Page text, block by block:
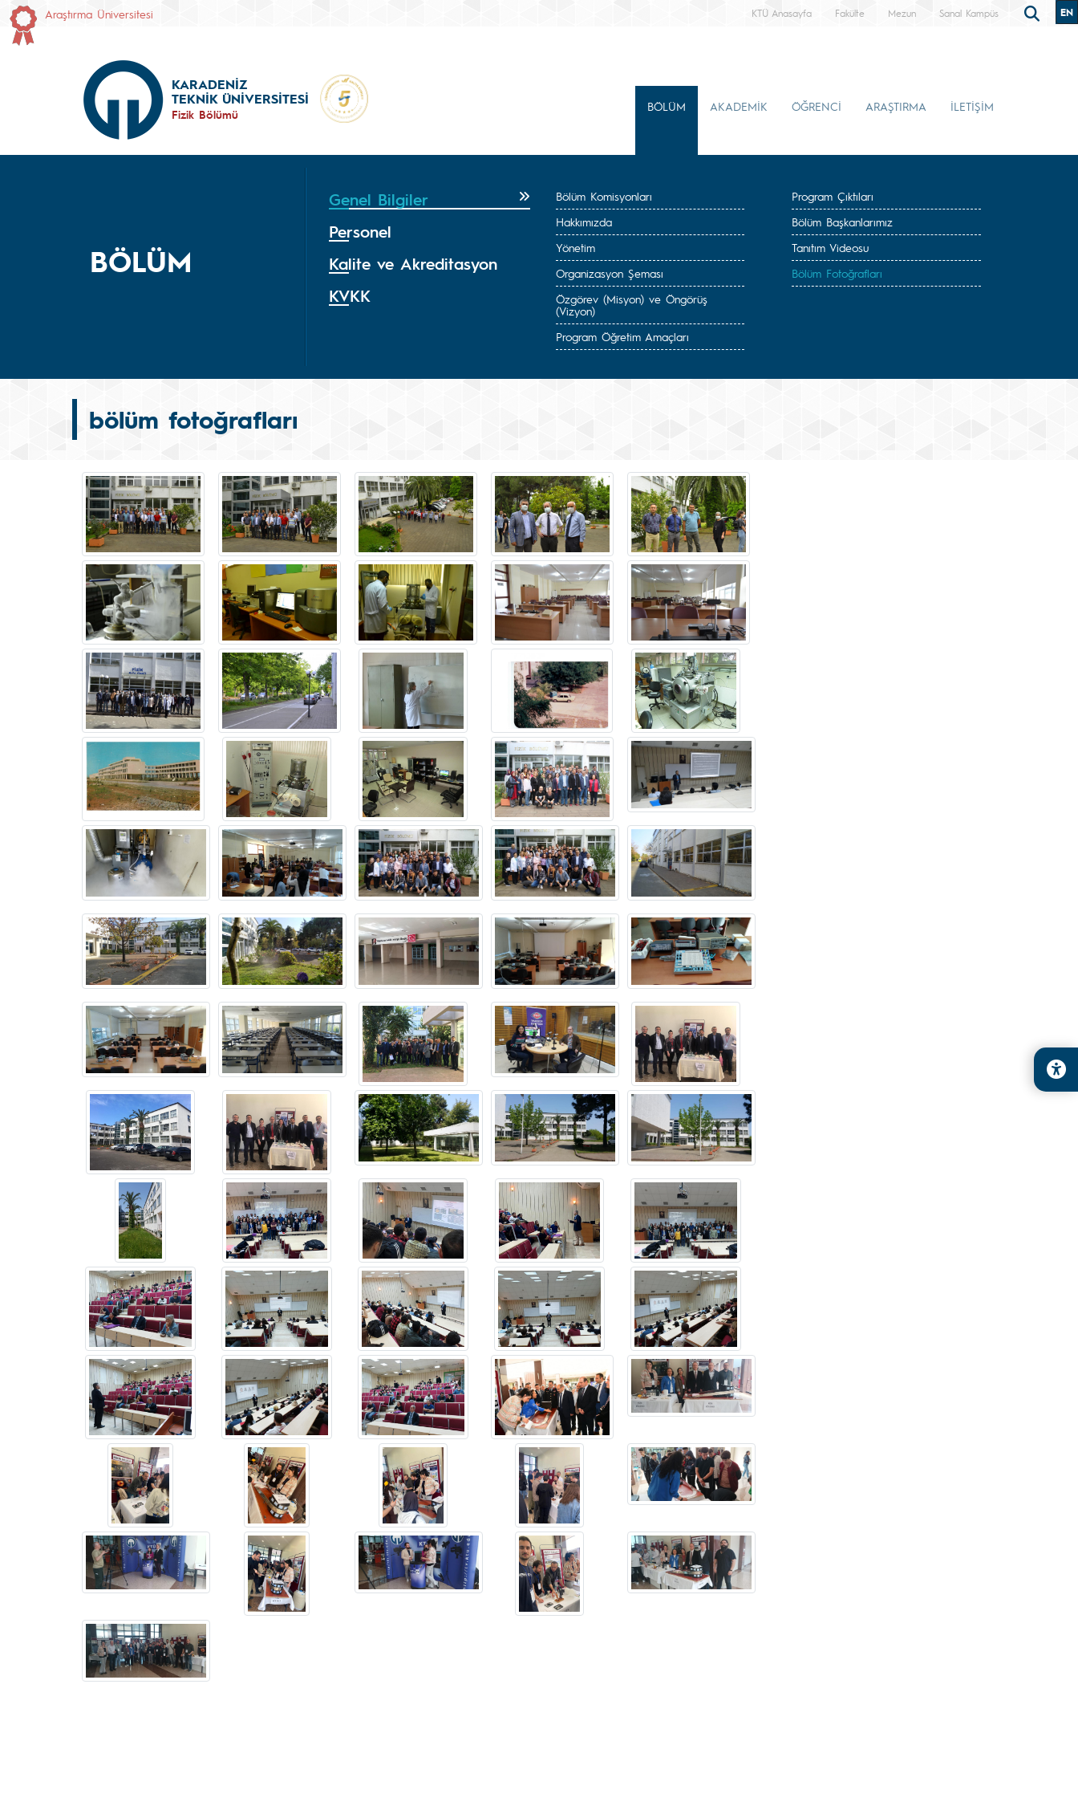
Araştırma Üniversitesi KTÜ Anasayfa Fakülte Mezun Sanal Kampüs EN
KARADENİZ
TEKNİK ÜNİVERSİTESİ
Fizik Bölümü
BÖLÜM AKADEMİK ÖĞRENCİ ARAŞTIRMA İLETİŞİM
BÖLÜM
Genel Bilgiler
Personel
Kalite ve Akreditasyon
KVKK
Bölüm Komisyonları
Hakkımızda
Yönetim
Organizasyon Şeması
Özgörev (Misyon) ve Öngörüş
(Vizyon)
Program Öğretim Amaçları
Program Çıktıları
Bölüm Başkanlarımız
Tanıtım Videosu
Bölüm Fotoğrafları
bölüm fotoğrafları